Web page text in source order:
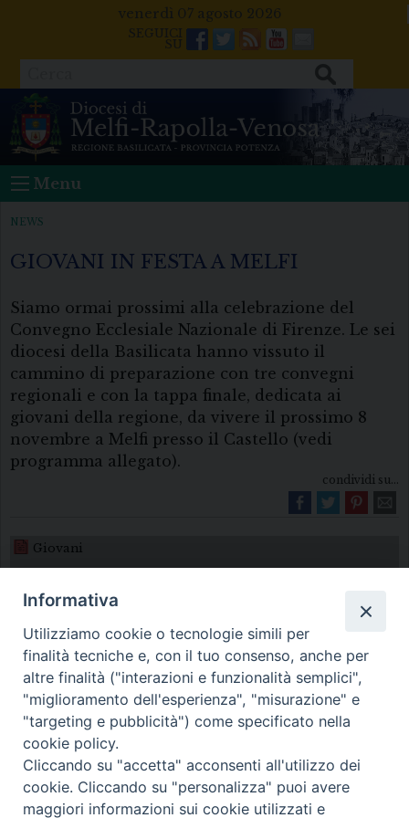
venerdì 07 agosto 2026
Facebook
Twitter
FeedsYoutube
Mail
Menu
NEWS
GIOVANI IN FESTA A MELFI
Siamo ormai prossimi alla celebrazione del
Convegno Ecclesiale Nazionale di Firenze. Le sei
diocesi della Basilicata hanno vissuto il
cammino di preparazione con tre convegni
regionali e con la tappa finale, dedicata ai
giovani della regione, da vivere il prossimo 8
novembre a Melfi presso il Castello (vedi
programma allegato).
condividi su...
Giovani
Diocesi di Melfi Rapolla Venosa
• Largo Duomo, 12 - 85025 MELFI (PZ) •
Tel. 0972238604
PEC ufficiale della Diocesi:
Informativa
Utilizziamo cookie o tecnologie simili per
finalità tecniche e, con il tuo consenso, anche per
altre finalità ("interazioni e funzionalità semplici",
"miglioramento dell'esperienza", "misurazione" e
"targeting e pubblicità") come specificato nella
cookie policy.
Cliccando su "accetta" acconsenti all'utilizzo dei
cookie. Cliccando su "personalizza" puoi avere
maggiori informazioni sui cookie utilizzati e